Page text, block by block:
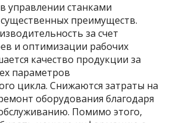
управлении станками
преимуществ.
за счет
и оптимизации рабочих
качество продукции за
параметров
цикла. Снижаются затраты на
оборудования благодаря
Помимо этого,